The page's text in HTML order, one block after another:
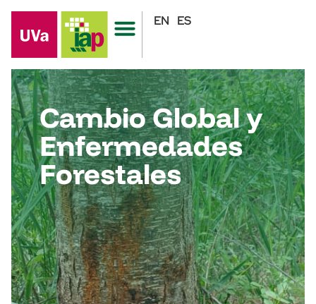
EN ES
Cambio Global y
Enfermedades
Forestales